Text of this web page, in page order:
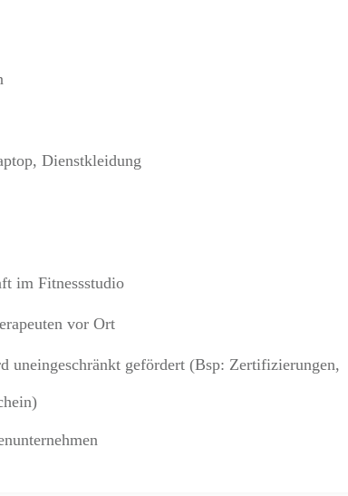
Dienstkleidung
im Fitnessstudio
vor Ort
gefördert (Bsp: Zertifizierungen,